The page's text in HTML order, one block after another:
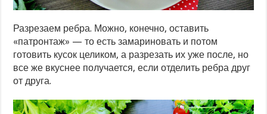
Разрезаем ребра. Можно, конечно, оставить
«патронтаж» — то есть замариновать и потом
готовить кусок целиком, а разрезать их уже после, но
все же вкуснее получается, если отделить ребра друг
от друга.